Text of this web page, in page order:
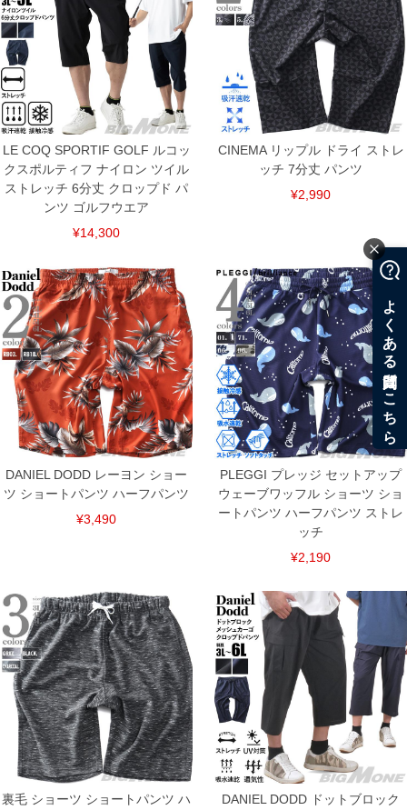
COLOR VARIATION
LE COQ SPORTIF GOLF ルコッ
クスポルティフ ナイロン ツイル
ストレッチ 6分丈 クロップド パ
ンツ ゴルフウエア
¥14,300
CINEMA リップル ドライ ストレ
ッチ 7分丈 パンツ
¥2,990
DANIEL DODD レーヨン ショー
ツ ショートパンツ ハーフパンツ
¥3,490
PLEGGI プレッジ セットアップ
ウェーブワッフル ショーツ ショ
ートパンツ ハーフパンツ ストレ
ッチ
¥2,190
裏毛 ショーツ ショートパンツ ハ
DANIEL DODD ドットブロック